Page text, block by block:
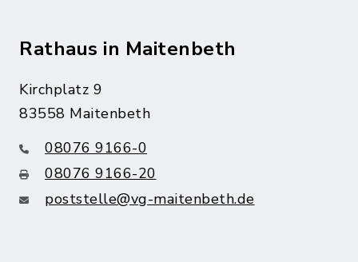
Rathaus in Maitenbeth
Kirchplatz 9
83558 Maitenbeth
08076 9166-0
08076 9166-20
poststelle@vg-maitenbeth.de